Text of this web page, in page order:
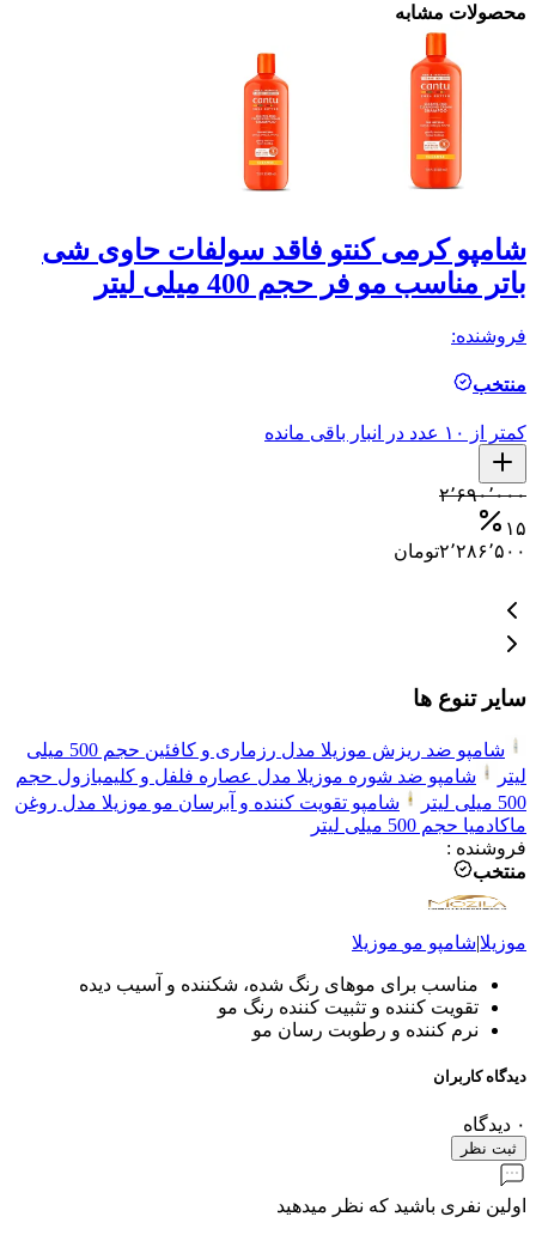
محصولات مشابه
شامپو کرمی کنتو فاقد سولفات حاوی شی
باتر مناسب مو فر حجم 400 میلی لیتر
فروشنده:
منتخب
کمتر از ۱۰ عدد در انبار باقی مانده
۲٬۶۹۰٬۰۰۰
۱۵
۲٬۲۸۶٬۵۰۰تومان
سایر تنوع ها
شامپو ضد ریزش موزیلا مدل رزماری و کافئین حجم 500 میلی
لیتر
شامپو ضد شوره موزیلا مدل عصاره فلفل و کلیمبازول حجم
500 میلی لیتر
شامپو تقویت کننده و آبرسان مو موزیلا مدل روغن
ماکادمیا حجم 500 میلی لیتر
فروشنده :
منتخب
موزیلا|شامپو مو موزیلا
مناسب برای موهای رنگ شده، شکننده و آسیب دیده
تقویت کننده و تثبیت کننده رنگ مو
نرم کننده و رطوبت رسان مو
دیدگاه کاربران
۰ دیدگاه
ثبت نظر
اولین نفری باشید که نظر میدهید